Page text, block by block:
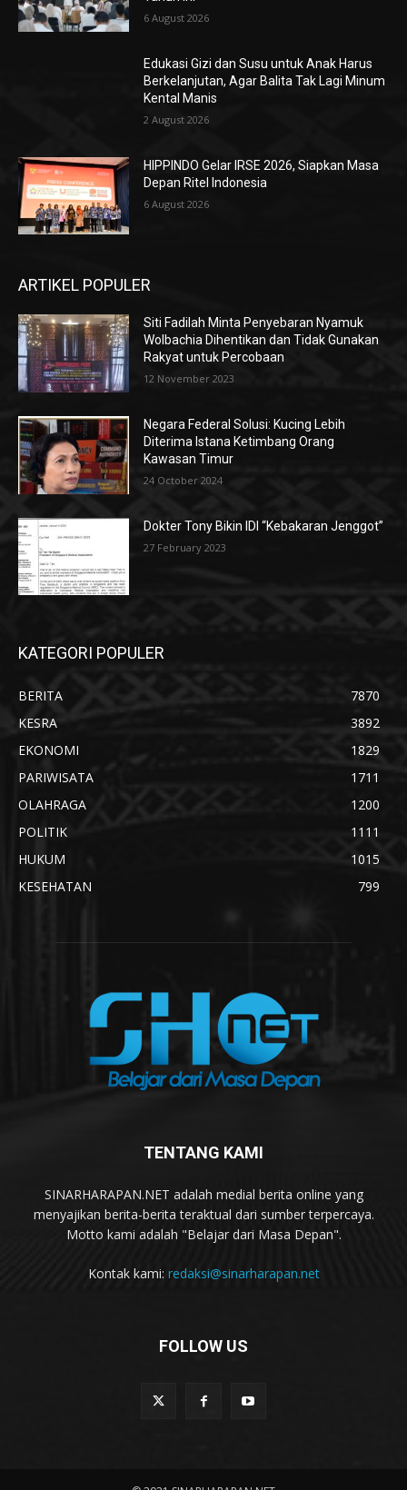
6 August 2026
Edukasi Gizi dan Susu untuk Anak Harus
Berkelanjutan, Agar Balita Tak Lagi Minum
Kental Manis
2 August 2026
HIPPINDO Gelar IRSE 2026, Siapkan Masa
Depan Ritel Indonesia
6 August 2026
ARTIKEL POPULER
Siti Fadilah Minta Penyebaran Nyamuk
Wolbachia Dihentikan dan Tidak Gunakan
Rakyat untuk Percobaan
12 November 2023
Negara Federal Solusi: Kucing Lebih
Diterima Istana Ketimbang Orang
Kawasan Timur
24 October 2024
Dokter Tony Bikin IDI “Kebakaran Jenggot”
27 February 2023
KATEGORI POPULER
BERITA
7870
KESRA
3892
EKONOMI
1829
PARIWISATA
1711
OLAHRAGA
1200
POLITIK
1111
HUKUM
1015
KESEHATAN
799
TENTANG KAMI
SINARHARAPAN.NET adalah medial berita online yang
menyajikan berita-berita teraktual dari sumber terpercaya.
Motto kami adalah "Belajar dari Masa Depan".
Kontak kami: redaksi@sinarharapan.net
FOLLOW US